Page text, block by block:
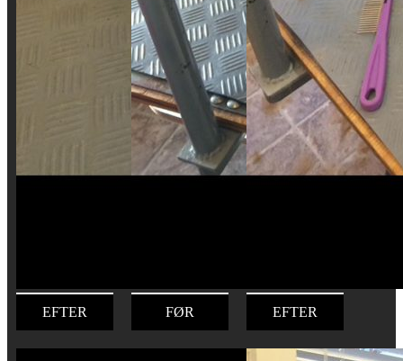
EFTER FØR EFTER